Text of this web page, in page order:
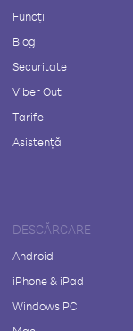
Funcții
Blog
Securitate
Viber Out
Tarife
Asistență
DESCĂRCARE
Android
iPhone & iPad
Windows PC